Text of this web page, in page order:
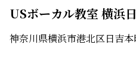
USボーカル教室 横浜
神奈川県横浜市港北区日吉